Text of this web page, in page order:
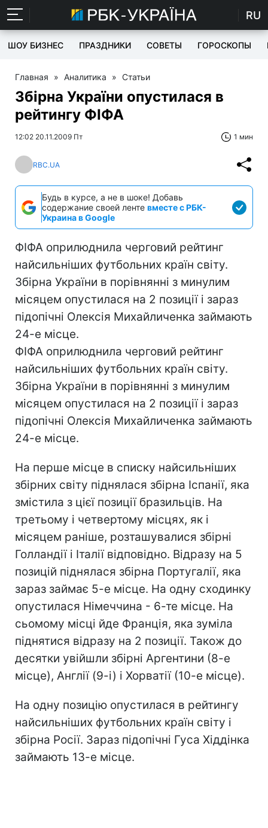
RU
ШОУ БИЗНЕС ПРАЗДНИКИ СОВЕТЫ ГОРОСКОПЫ
Главная » Аналитика » Статьи
Збірна України опустилася в
рейтингу ФІФА
12:02 20.11.2009 Пт 1 мин
RBC.UA
Будь в курсе, а не в шоке! Добавь
содержание своей ленте вместе с РБК-
Украина в Google
ФІФА оприлюднила черговий рейтинг
найсильніших футбольних країн світу.
Збірна України в порівнянні з минулим
місяцем опустилася на 2 позиції і зараз
підопічні Олексія Михайличенка займають
24-е місце.
ФІФА оприлюднила черговий рейтинг
найсильніших футбольних країн світу.
Збірна України в порівнянні з минулим
місяцем опустилася на 2 позиції і зараз
підопічні Олексія Михайличенка займають
24-е місце.
На перше місце в списку найсильніших
збірних світу піднялася збірна Іспанії, яка
змістила з цієї позиції бразильців. На
третьому і четвертому місцях, як і
місяцем раніше, розташувалися збірні
Голландії і Італії відповідно. Відразу на 5
позицій піднялася збірна Португалії, яка
зараз займає 5-е місце. На одну сходинку
опустилася Німеччина - 6-те місце. На
сьомому місці йде Франція, яка зуміла
піднятися відразу на 2 позиції. Також до
десятки увійшли збірні Аргентини (8-е
місце), Англії (9-і) і Хорватії (10-е місце).
На одну позицію опустилася в рейтингу
найсильніших футбольних країн світу і
збірна Росії. Зараз підопічні Гуса Хіддінка
займають 13-е місце.